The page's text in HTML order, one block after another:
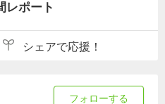
レポート
シェアで応援！
フォローする